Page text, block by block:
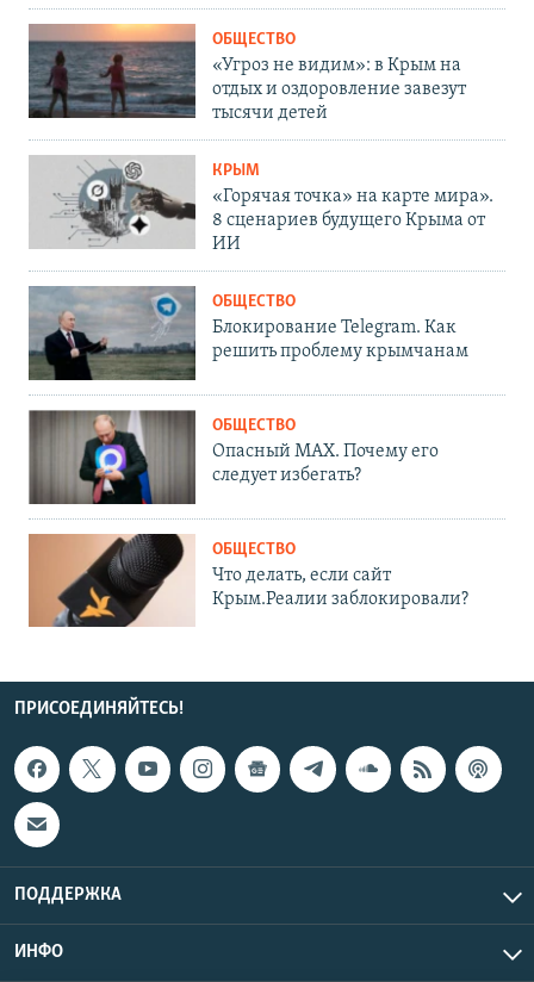
ОБЩЕСТВО
«Угроз не видим»: в Крым на
отдых и оздоровление завезут
тысячи детей
КРЫМ
«Горячая точка» на карте мира».
8 сценариев будущего Крыма от
ИИ
ОБЩЕСТВО
Блокирование Telegram. Как
решить проблему крымчанам
ОБЩЕСТВО
Опасный MAX. Почему его
следует избегать?
ОБЩЕСТВО
Что делать, если сайт
Крым.Реалии заблокировали?
ПРИСОЕДИНЯЙТЕСЬ!
ПОДДЕРЖКА
ИНФО